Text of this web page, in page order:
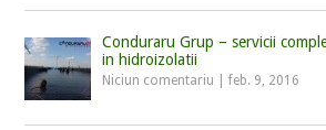
Conduraru Grup – servicii
in hidroizolatii
Niciun comentariu |feb. 9, 2016